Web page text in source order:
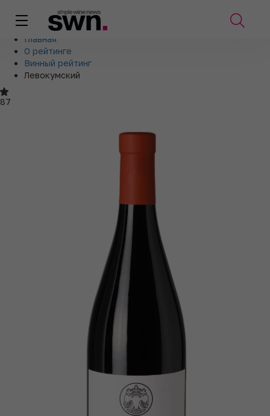
Главная
О рейтинге
Винный рейтинг
Левокумский
87